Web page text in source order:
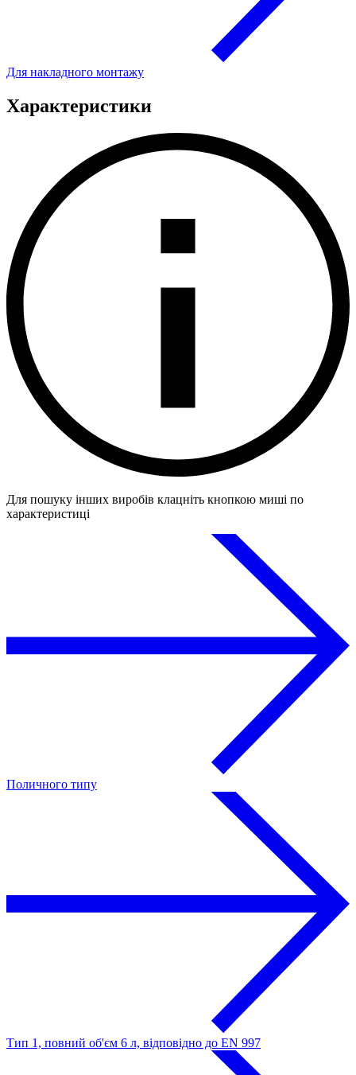
Для накладного монтажу
Характеристики
Для пошуку інших виробів клацніть кнопкою миші по
характеристиці
Поличного типу
Тип 1, повний об'єм 6 л, відповідно до EN 997